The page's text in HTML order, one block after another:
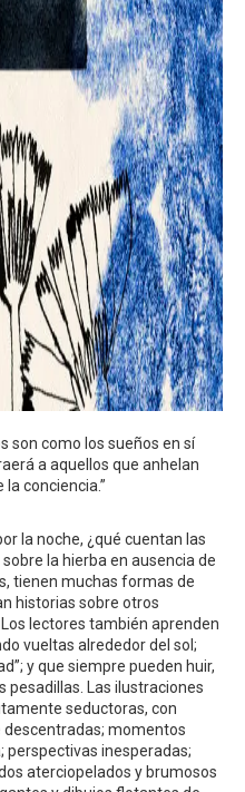
son como los sueños en sí
a aquellos que anhelan
conciencia.”
la noche, ¿qué cuentan las
la hierba en ausencia de
tienen muchas formas de
historias sobre otros
lectores también aprenden
vueltas alrededor del sol;
y que siempre pueden huir,
pesadillas. Las ilustraciones
seductoras, con
momentos
perspectivas inesperadas;
aterciopelados y brumosos